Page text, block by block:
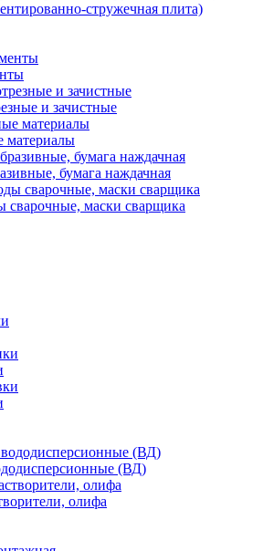
стружечная плита)
и зачистные
материалы
бумага наждачная
сварочные, маски сварщика
(ВД)
олифа